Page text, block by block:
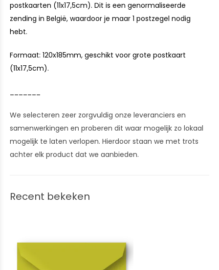
postkaarten (11x17,5cm). Dit is een genormaliseerde
zending in België, waardoor je maar 1 postzegel nodig
hebt.
Formaat: 120x185mm, geschikt voor grote postkaart
(11x17,5cm).
We selecteren zeer zorgvuldig onze leveranciers en
samenwerkingen en proberen dit waar mogelijk zo lokaal
mogelijk te laten verlopen. Hierdoor staan we met trots
achter elk product dat we aanbieden.
Recent bekeken